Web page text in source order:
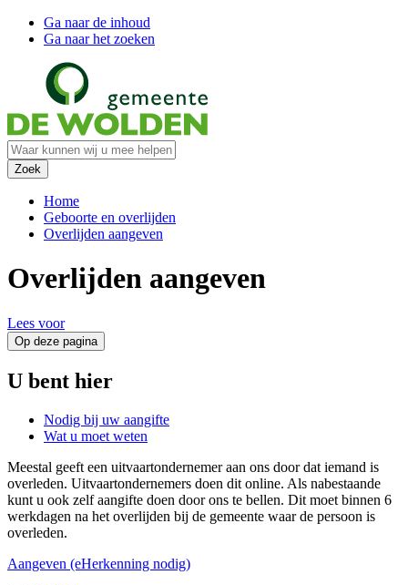
Ga naar de inhoud
Ga naar het zoeken
Home
Geboorte en overlijden
Overlijden aangeven
Overlijden aangeven
Lees voor
Op deze pagina
U bent hier
Nodig bij uw aangifte
Wat u moet weten
Meestal geeft een uitvaartondernemer aan ons door dat iemand is
overleden. Uitvaartondernemers doen dit online. Als nabestaande
kunt u ook zelf aangifte doen door ons te bellen. Dit moet binnen 6
werkdagen na het overlijden bij de gemeente waar de persoon is
overleden.
Aangeven (eHerkenning nodig)